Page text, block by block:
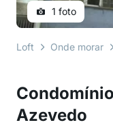
Azevedo
1 foto
Loft Onde morar